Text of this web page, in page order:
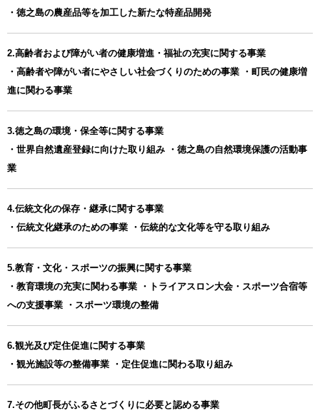
・徳之島の農産品等を加工した新たな特産品開発
2.高齢者および障がい者の健康増進・福祉の充実に関する事業
・高齢者や障がい者にやさしい社会づくりのための事業 ・町民の健康増
進に関わる事業
3.徳之島の環境・保全等に関する事業
・世界自然遺産登録に向けた取り組み ・徳之島の自然環境保護の活動事
業
4.伝統文化の保存・継承に関する事業
・伝統文化継承のための事業 ・伝統的な文化等を守る取り組み
5.教育・文化・スポーツの振興に関する事業
・教育環境の充実に関わる事業 ・トライアスロン大会・スポーツ合宿等
への支援事業 ・スポーツ環境の整備
6.観光及び定住促進に関する事業
・観光施設等の整備事業 ・定住促進に関わる取り組み
7.その他町長がふるさとづくりに必要と認める事業